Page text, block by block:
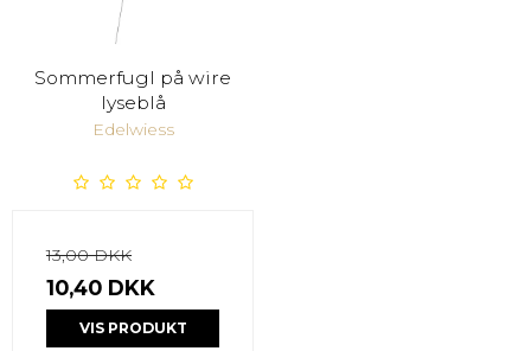
Sommerfugl på wire
lyseblå
Edelwiess
13,00 DKK
10,40 DKK
VIS PRODUKT